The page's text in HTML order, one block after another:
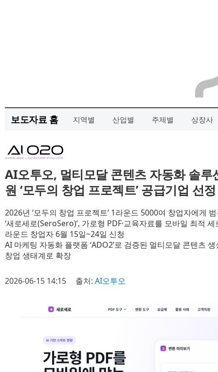
보도자료 홈 지역별 산업별 주제별 상장사
AI오투오, 멀티모달 콘텐츠 자동화 솔루
원 ‘모두의 창업 프로젝트’ 공급기업 선정
2026년 ‘모두의 창업 프로젝트’ 1라운드 5000여 창업자에게
‘새로세로(SeroSero)’, 가로형 PDF·교육자료를 모바일 최적
라운드 창업자 6월 15일~24일 신청
AI 마케팅 자동화 플랫폼 ‘ADO2’로 검증된 멀티모달 콘텐츠
창업 생태계로 확장
2026-06-15 14:15 출처: AI오투오